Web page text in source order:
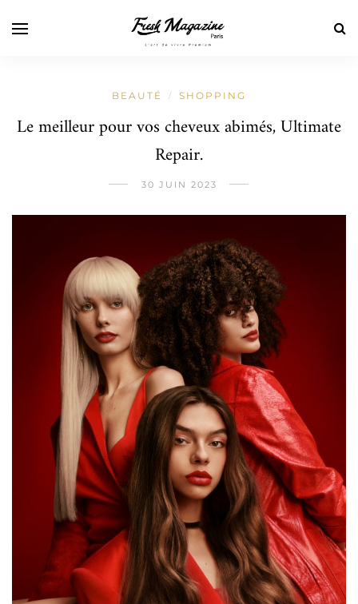
BEAUTÉ / SHOPPING
Le meilleur pour vos cheveux abimés, Ultimate
Repair.
30 JUIN 2023